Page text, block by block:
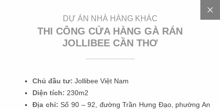
DỰ ÁN NHÀ HÀNG KHÁC
THI CÔNG CỬA HÀNG GÀ RÁN
JOLLIBEE CẦN THƠ
Chủ đầu tư: Jollibee Việt Nam
Diện tích: 230m2
Địa chỉ: Số 90 – 92, đường Trần Hưng Đạo, phường An
3 00 + DỰ